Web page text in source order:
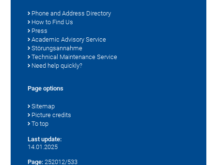
Phone and Address Directory
How to Find Us
Press
Academic Advisory Service
Störungsannahme
Technical Maintenance Service
Need help quickly?
Page options
Sitemap
Picture credits
To top
Last update:
14.01.2025
Page: 252012/533